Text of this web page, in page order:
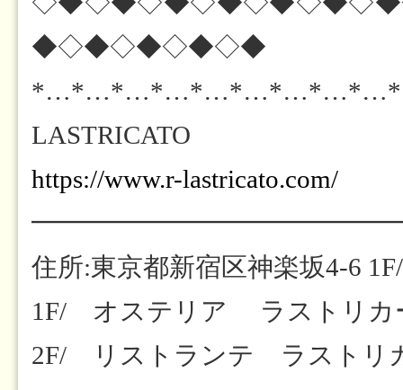
◆◇◆◇◆◇◆◇◆
LASTRICATO
https://www.r-lastricato.com/
住所:東京都新宿区神楽坂4-6
1F/ オステリア ラストリ
2F/ リストランテ ラスト